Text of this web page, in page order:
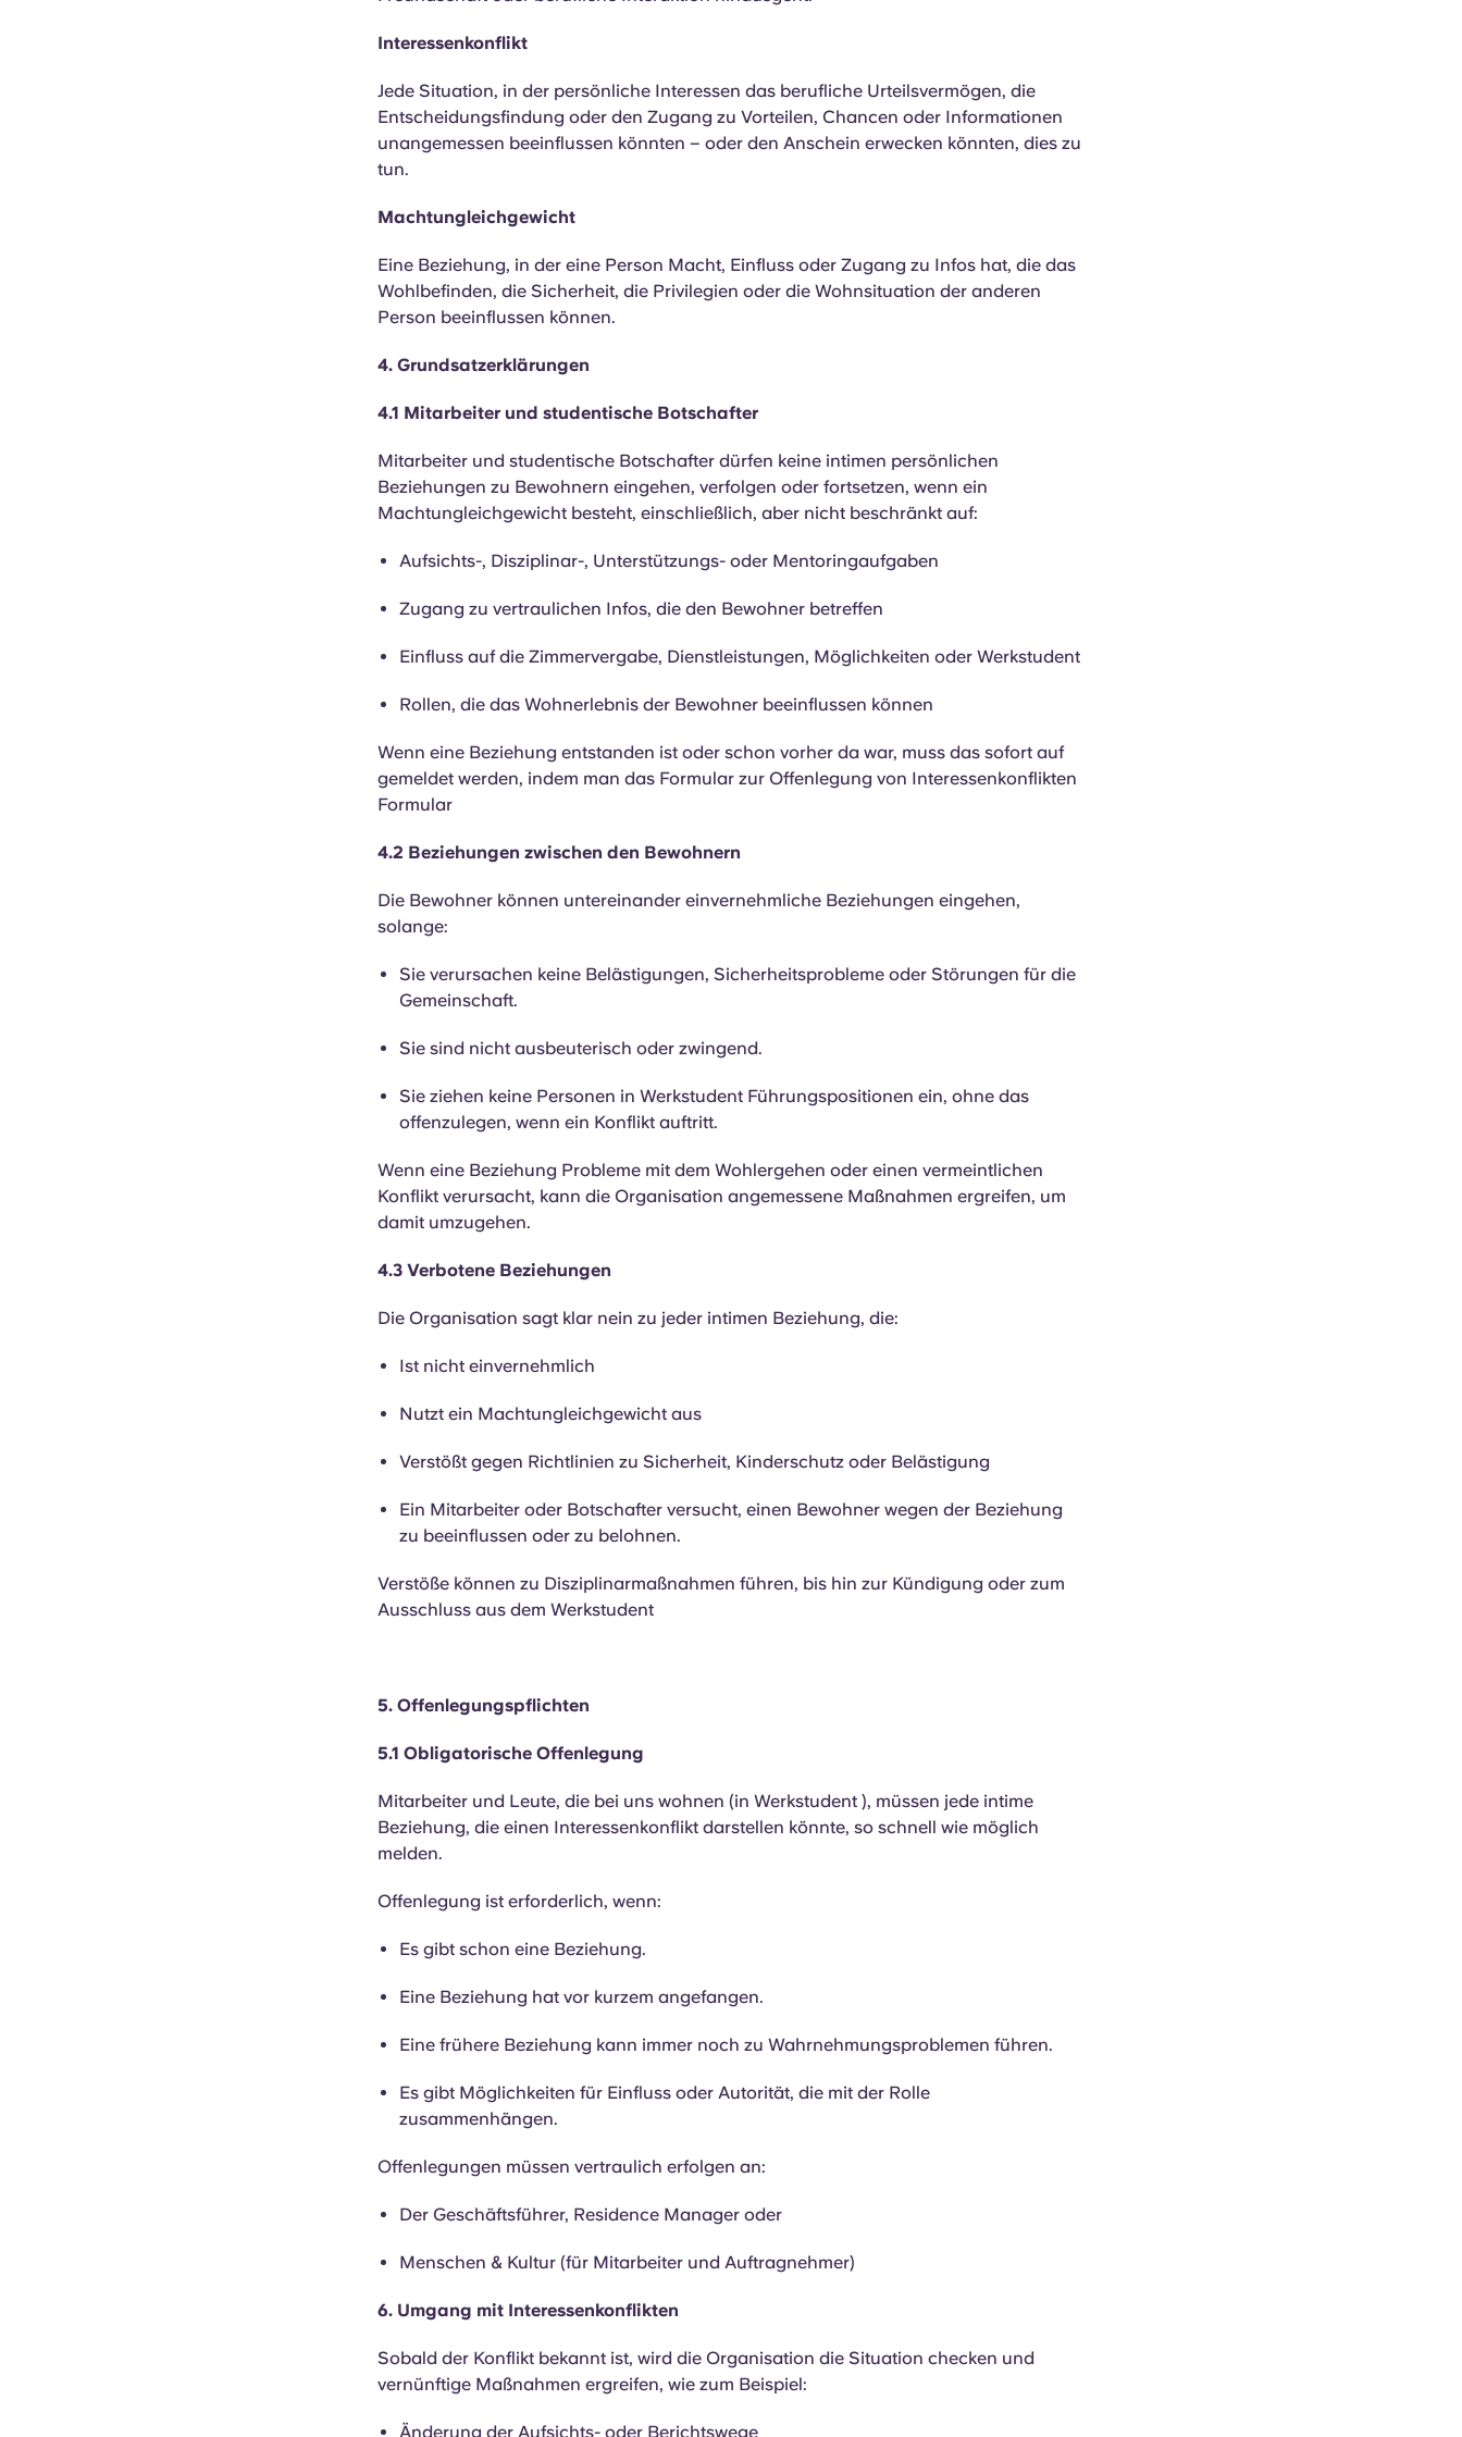
Interessenkonflikt
Jede Situation, in der persönliche Interessen das berufliche Urteilsvermögen, die
Entscheidungsfindung oder den Zugang zu Vorteilen, Chancen oder Informationen
unangemessen beeinflussen könnten – oder den Anschein erwecken könnten, dies zu
tun.
Machtungleichgewicht
Eine Beziehung, in der eine Person Macht, Einfluss oder Zugang zu Infos hat, die das
Wohlbefinden, die Sicherheit, die Privilegien oder die Wohnsituation der anderen
Person beeinflussen können.
4. Grundsatzerklärungen
4.1 Mitarbeiter und studentische Botschafter
Mitarbeiter und studentische Botschafter dürfen keine intimen persönlichen
Beziehungen zu Bewohnern eingehen, verfolgen oder fortsetzen, wenn ein
Machtungleichgewicht besteht, einschließlich, aber nicht beschränkt auf:
Aufsichts-, Disziplinar-, Unterstützungs- oder Mentoringaufgaben
Zugang zu vertraulichen Infos, die den Bewohner betreffen
Einfluss auf die Zimmervergabe, Dienstleistungen, Möglichkeiten oder Werkstudent
Rollen, die das Wohnerlebnis der Bewohner beeinflussen können
Wenn eine Beziehung entstanden ist oder schon vorher da war, muss das sofort auf
gemeldet werden, indem man das Formular zur Offenlegung von Interessenkonflikten
Formular
4.2 Beziehungen zwischen den Bewohnern
Die Bewohner können untereinander einvernehmliche Beziehungen eingehen,
solange:
Sie verursachen keine Belästigungen, Sicherheitsprobleme oder Störungen für die
Gemeinschaft.
Sie sind nicht ausbeuterisch oder zwingend.
Sie ziehen keine Personen in Werkstudent Führungspositionen ein, ohne das
offenzulegen, wenn ein Konflikt auftritt.
Wenn eine Beziehung Probleme mit dem Wohlergehen oder einen vermeintlichen
Konflikt verursacht, kann die Organisation angemessene Maßnahmen ergreifen, um
damit umzugehen.
4.3 Verbotene Beziehungen
Die Organisation sagt klar nein zu jeder intimen Beziehung, die:
Ist nicht einvernehmlich
Nutzt ein Machtungleichgewicht aus
Verstößt gegen Richtlinien zu Sicherheit, Kinderschutz oder Belästigung
Ein Mitarbeiter oder Botschafter versucht, einen Bewohner wegen der Beziehung
zu beeinflussen oder zu belohnen.
Verstöße können zu Disziplinarmaßnahmen führen, bis hin zur Kündigung oder zum
Ausschluss aus dem Werkstudent
5. Offenlegungspflichten
5.1 Obligatorische Offenlegung
Mitarbeiter und Leute, die bei uns wohnen (in Werkstudent ), müssen jede intime
Beziehung, die einen Interessenkonflikt darstellen könnte, so schnell wie möglich
melden.
Offenlegung ist erforderlich, wenn:
Es gibt schon eine Beziehung.
Eine Beziehung hat vor kurzem angefangen.
Eine frühere Beziehung kann immer noch zu Wahrnehmungsproblemen führen.
Es gibt Möglichkeiten für Einfluss oder Autorität, die mit der Rolle
zusammenhängen.
Offenlegungen müssen vertraulich erfolgen an:
Der Geschäftsführer, Residence Manager oder
Menschen & Kultur (für Mitarbeiter und Auftragnehmer)
6. Umgang mit Interessenkonflikten
Sobald der Konflikt bekannt ist, wird die Organisation die Situation checken und
vernünftige Maßnahmen ergreifen, wie zum Beispiel:
Änderung der Aufsichts- oder Berichtswege